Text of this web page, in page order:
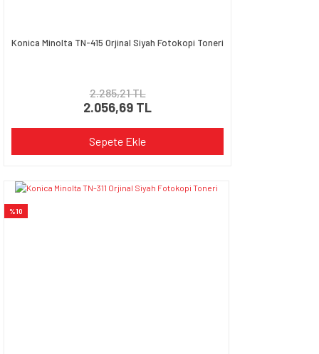
Konica Minolta TN-415 Orjinal Siyah Fotokopi Toneri
2.285,21 TL
2.056,69 TL
Sepete Ekle
%10